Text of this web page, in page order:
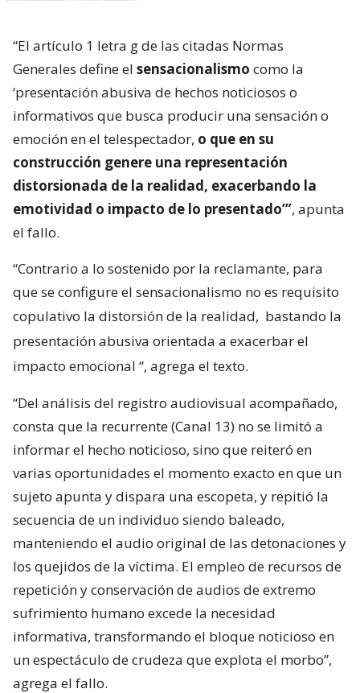
“El artículo 1 letra g de las citadas Normas
Generales define el sensacionalismo como la
‘presentación abusiva de hechos noticiosos o
informativos que busca producir una sensación o
emoción en el telespectador, o que en su
construcción genere una representación
distorsionada de la realidad, exacerbando la
emotividad o impacto de lo presentado’”, apunta
el fallo.
“Contrario a lo sostenido por la reclamante, para
que se configure el sensacionalismo no es requisito
copulativo la distorsión de la realidad, bastando la
presentación abusiva orientada a exacerbar el
impacto emocional “, agrega el texto.
“Del análisis del registro audiovisual acompañado,
consta que la recurrente (Canal 13) no se limitó a
informar el hecho noticioso, sino que reiteró en
varias oportunidades el momento exacto en que un
sujeto apunta y dispara una escopeta, y repitió la
secuencia de un individuo siendo baleado,
manteniendo el audio original de las detonaciones y
los quejidos de la víctima. El empleo de recursos de
repetición y conservación de audios de extremo
sufrimiento humano excede la necesidad
informativa, transformando el bloque noticioso en
un espectáculo de crudeza que explota el morbo”,
agrega el fallo.